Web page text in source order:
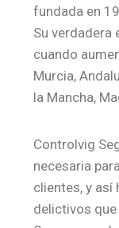
fundada en
Su verdadera
cuando
Murcia,
la Mancha,
Controlvig
necesaria
clientes, y
delictivos